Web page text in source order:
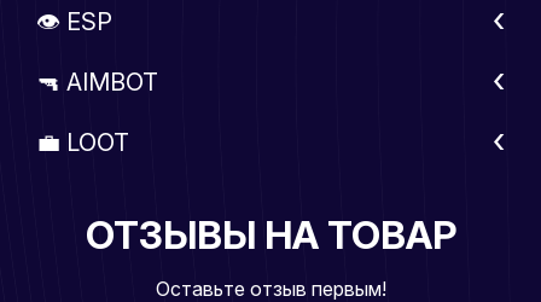
👁 ESP
🔫 AIMBOT
💼 LOOT
ОТЗЫВЫ НА ТОВАР
Оставьте отзыв первым!